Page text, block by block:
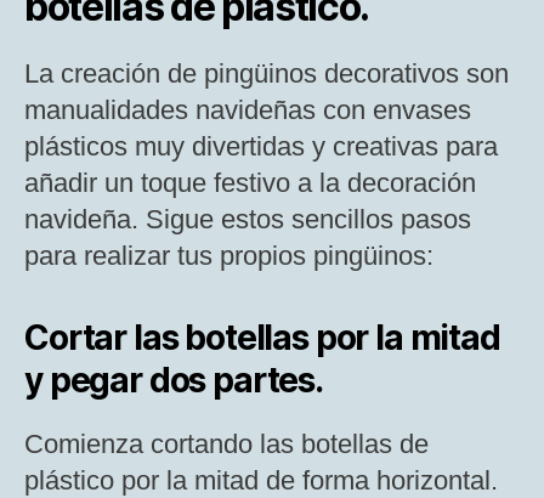
La creación de pingüinos decorativos son
manualidades navideñas con envases
plásticos muy divertidas y creativas para
añadir un toque festivo a la decoración
navideña. Sigue estos sencillos pasos
para realizar tus propios pingüinos:
Cortar las botellas por la mitad
y pegar dos partes.
Comienza cortando las botellas de
plástico por la mitad de forma horizontal.